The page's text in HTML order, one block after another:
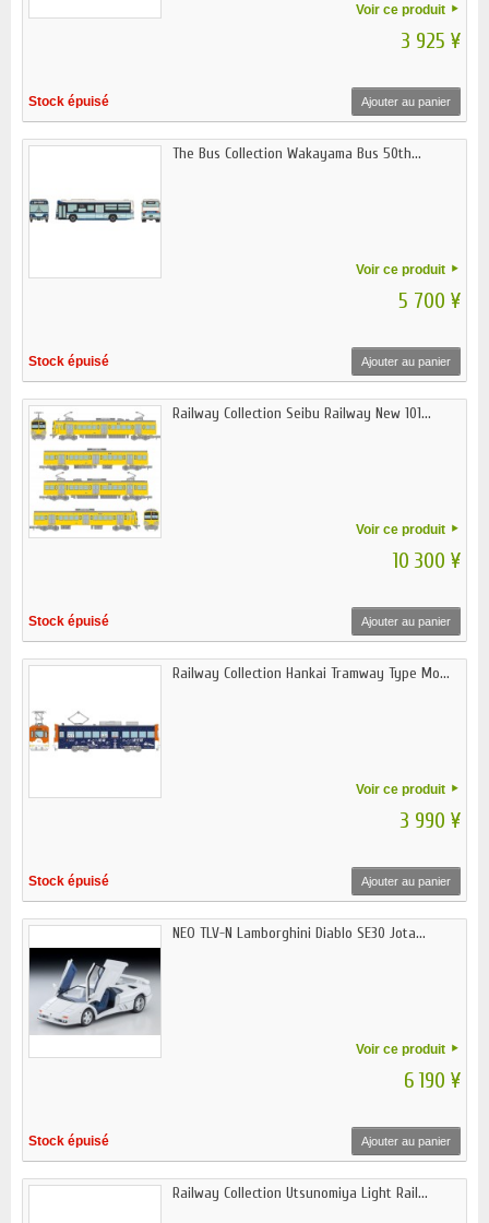
Voir ce produit
3 925 ¥
Stock épuisé Ajouter au panier
The Bus Collection Wakayama Bus 50th...
Voir ce produit
5 700 ¥
Stock épuisé Ajouter au panier
Railway Collection Seibu Railway New 101...
Voir ce produit
10 300 ¥
Stock épuisé Ajouter au panier
Railway Collection Hankai Tramway Type Mo...
Voir ce produit
3 990 ¥
Stock épuisé Ajouter au panier
NEO TLV-N Lamborghini Diablo SE30 Jota...
Voir ce produit
6 190 ¥
Stock épuisé Ajouter au panier
Railway Collection Utsunomiya Light Rail...